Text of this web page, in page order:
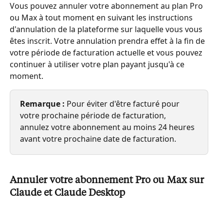
Vous pouvez annuler votre abonnement au plan Pro
ou Max à tout moment en suivant les instructions
d'annulation de la plateforme sur laquelle vous vous
êtes inscrit. Votre annulation prendra effet à la fin de
votre période de facturation actuelle et vous pouvez
continuer à utiliser votre plan payant jusqu'à ce
moment.
Remarque : Pour éviter d'être facturé pour
votre prochaine période de facturation,
annulez votre abonnement au moins 24 heures
avant votre prochaine date de facturation.
Annuler votre abonnement Pro ou Max sur
Claude et Claude Desktop